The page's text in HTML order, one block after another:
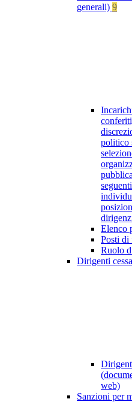
generali) 9
politico
Elenco
Posti di
Ruolo
Dirigenti
web)
Sanzioni per